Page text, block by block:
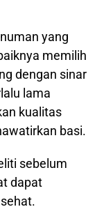
yang
memilih
dengan sinar
lama
kualitas
basi.
sebelum
dapat